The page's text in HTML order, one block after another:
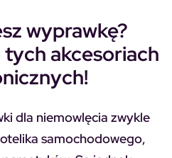
wyprawkę?
akcesoriach
dla niemowlęcia zwykle
samochodowego,